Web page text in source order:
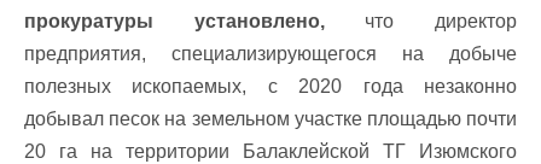
прокуратуры установлено,что директор
предприятия, специализирующегося на добыче
полезных ископаемых, с 2020 года незаконно
добывал песок на земельном участке площадью почти
20 га на территории Балаклейской ТГ Изюмского